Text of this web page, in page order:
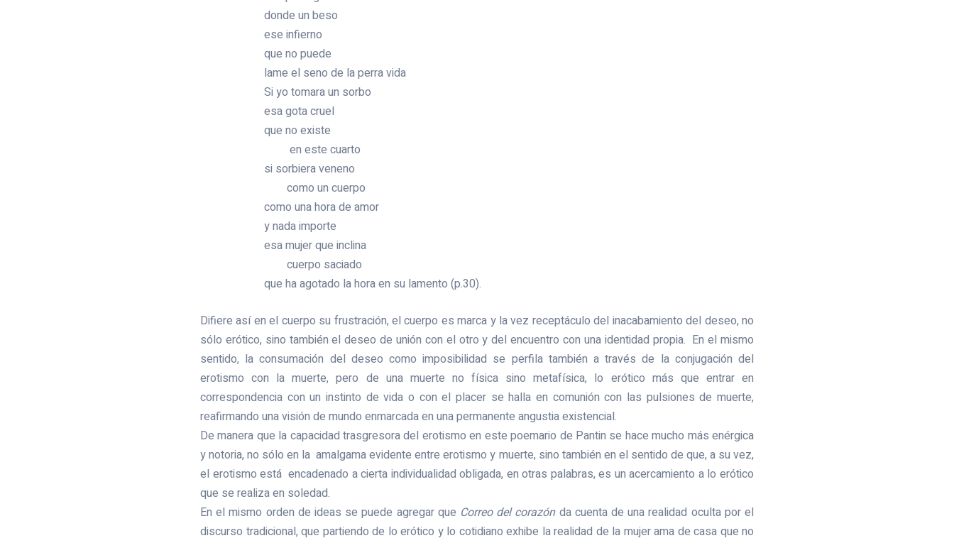
donde un beso
ese infierno
que no puede
lame el seno de la perra vida
Si yo tomara un sorbo
esa gota cruel
que no existe
en este cuarto
si sorbiera veneno
como un cuerpo
como una hora de amor
y nada importe
esa mujer que inclina
cuerpo saciado
que ha agotado la hora en su lamento (p.30).
Difiere así en el cuerpo su frustración, el cuerpo es marca y la vez receptáculo del inacabamiento del deseo, no
sólo erótico, sino también el deseo de unión con el otro y del encuentro con una identidad propia. En el mismo
sentido, la consumación del deseo como imposibilidad se perfila también a través de la conjugación del
erotismo con la muerte, pero de una muerte no física sino metafísica, lo erótico más que entrar en
correspondencia con un instinto de vida o con el placer se halla en comunión con las pulsiones de muerte,
reafirmando una visión de mundo enmarcada en una permanente angustia existencial.
De manera que la capacidad trasgresora del erotismo en este poemario de Pantin se hace mucho más enérgica
y notoria, no sólo en la amalgama evidente entre erotismo y muerte, sino también en el sentido de que, a su vez,
el erotismo está encadenado a cierta individualidad obligada, en otras palabras, es un acercamiento a lo erótico
que se realiza en soledad.
En el mismo orden de ideas se puede agregar que Correo del corazónda cuenta de una realidad oculta por el
discurso tradicional, que partiendo de lo erótico y lo cotidiano exhibe la realidad de la mujer ama de casa que no